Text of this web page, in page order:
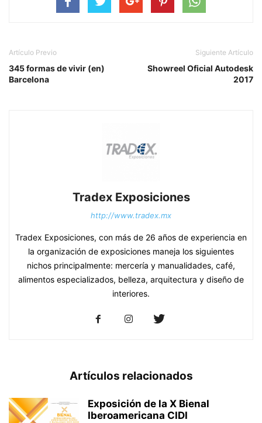
Artículo Previo
345 formas de vivir (en)
Barcelona
Siguiente Artículo
Showreel Oficial Autodesk
2017
Tradex Exposiciones
http://www.tradex.mx
Tradex Exposiciones, con más de 26 años de experiencia en
la organización de exposiciones maneja los siguientes
nichos principalmente: mercería y manualidades, café,
alimentos especializados, belleza, arquitectura y diseño de
interiores.
Artículos relacionados
Exposición de la X Bienal
Iberoamericana CIDI